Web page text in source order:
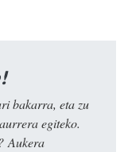
bakarra, eta zu
egiteko.
Aukera